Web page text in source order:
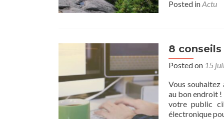
Posted inActu
8
Posted on 15
Vous souhaitez
au bon endroit
votre public
électronique